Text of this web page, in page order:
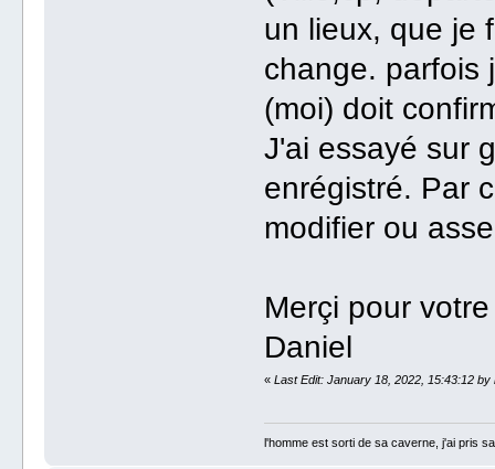
un lieux, que je
change. parfois
(moi) doit
J'ai essayé sur
enrégistré. Par
modifier ou
Merçi pour
Daniel
«Last Edit: January 18, 2022, 15:43:12 by
l'homme est sorti de sa caverne, j'ai pris